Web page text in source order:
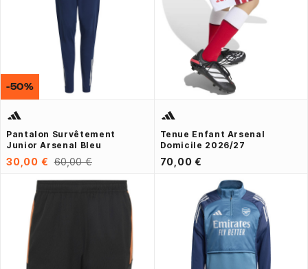
Pantalon Survêtement
Junior Arsenal Bleu
30,00 € 60,00 €
-50%
Tenue Enfant Arsenal
Domicile 2026/27
70,00 €